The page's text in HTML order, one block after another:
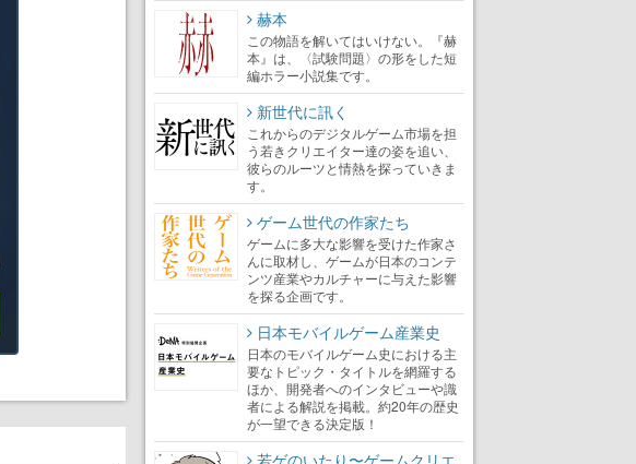
赫本
この物語を解いてはいけない。『赫
本』は、〈試験問題〉の形をした短
編ホラー小説集です。
新世代に訊く
これからのデジタルゲーム市場を担
う若きクリエイター達の姿を追い、
彼らのルーツと情熱を探っていきま
す。
ゲーム世代の作家たち
ゲームに多大な影響を受けた作家さ
んに取材し、ゲームが日本のコンテ
ンツ産業やカルチャーに与えた影響
を探る企画です。
日本モバイルゲーム産業史
日本のモバイルゲーム史における主
要なトピック・タイトルを網羅する
ほか、開発者へのインタビューや識
者による解説を掲載。約20年の歴史
が一望できる決定版！
若ゲのいたり〜ゲームクリエ